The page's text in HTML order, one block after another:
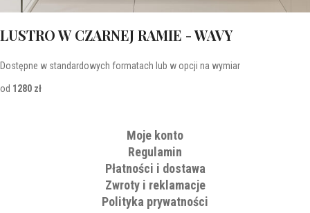
LUSTRO W CZARNEJ RAMIE - WAVY
Dostępne w standardowych formatach lub w opcji na wymiar
od 1280 zł
Moje konto
Regulamin
Płatności i dostawa
Zwroty i reklamacje
Polityka prywatności